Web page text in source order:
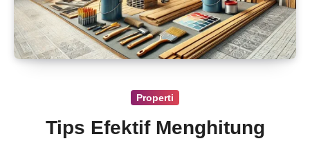
Properti
Tips Efektif Menghitung